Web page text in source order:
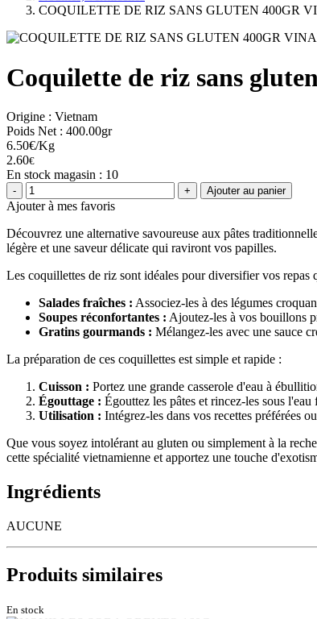
COQUILETTE DE RIZ SANS GLUTEN 400GR
Coquilette de riz sans
Origine : Vietnam
Poids Net : 400.00gr
6.50€/Kg
2.60€
En stock magasin : 10
- + Ajouter au panier
Ajouter à mes favoris
Découvrez une alternative savoureuse aux pâtes
légère et une saveur délicate qui raviront vos papilles.
Les coquillettes de riz sont idéales pour diversifier vos
Salades fraîches : Associez-les à des légumes
Soupes réconfortantes : Ajoutez-les à vos bouillons
Gratins gourmands : Mélangez-les avec une sauce
La préparation de ces coquillettes est simple et rapide :
Cuisson : Portez une grande casserole d'eau à
Égouttage : Égouttez les pâtes et rincez-les sous
Utilisation : Intégrez-les dans vos recettes préférées
Que vous soyez intolérant au gluten ou simplement à la
cette spécialité vietnamienne et apportez une touche
Ingrédients
AUCUNE
Produits similaires
En stock